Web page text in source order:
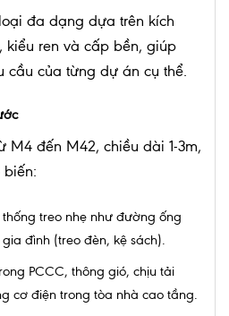
đa dạng dựa trên kích
kiểu ren và cấp bền, giúp
cầu của từng dự án cụ thể.
M4 đến M42, chiều dài 1-3m,
treo nhẹ như đường ống
đình (treo đèn, kệ sách).
PCCC, thông gió, chịu tải
cơ điện trong tòa nhà cao tầng.